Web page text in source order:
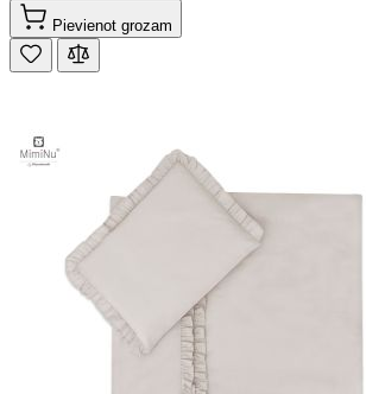
Pievienot grozam